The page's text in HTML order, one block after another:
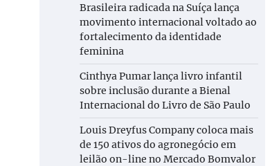
Brasileira radicada na Suíça lança
movimento internacional voltado ao
fortalecimento da identidade
feminina
Cinthya Pumar lança livro infantil
sobre inclusão durante a Bienal
Internacional do Livro de São Paulo
Louis Dreyfus Company coloca mais
de 150 ativos do agronegócio em
leilão on-line no Mercado Bomvalor